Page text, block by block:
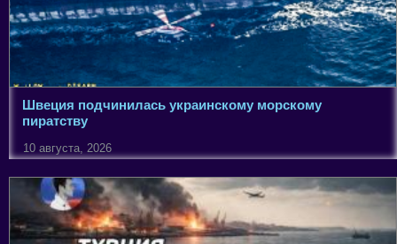
Швеция подчинилась украинскому морскому
пиратству
10 августа, 2026